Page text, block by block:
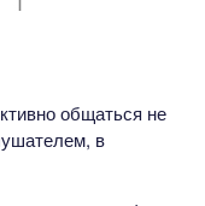
общаться не
в